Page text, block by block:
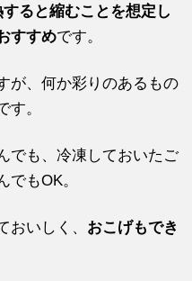
すると縮むことを想定し
すすめです。
が、何か彩りのあるもの
す。
でも、冷凍しておいたご
でもOK。
おいしく、 おこげもでき